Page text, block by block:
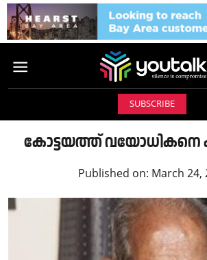
SUBSCRIBE
കോട്ടയത്ത് വയോധികനെ
Published on: March 24,